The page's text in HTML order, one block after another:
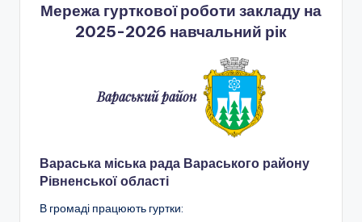
р
н
а
Мережа гурткової роботи закладу на
2025-2026 навчальний рік
Вараський район
Вараська міська рада Вараського району
Рівненської області
В громаді працюють гуртки: